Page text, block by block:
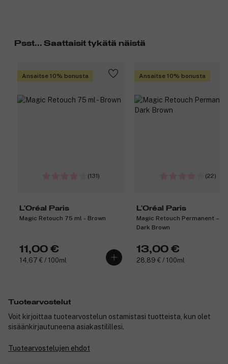
Psst... Saattaisit tykätä näistä
Ansaitse 10% bonusta
(131)
L'Oréal Paris
Magic Retouch 75 ml - Brown
11,00 €
14,67 € / 100ml
Ansaitse 10% bonusta
(22)
L'Oréal Paris
Magic Retouch Permanent – 4
Dark Brown
13,00 €
28,89 € / 100ml
Tuotearvostelut
Voit kirjoittaa tuotearvostelun ostamistasi tuotteista, kun olet
sisäänkirjautuneena asiakastilillesi.
Tuotearvostelujen ehdot